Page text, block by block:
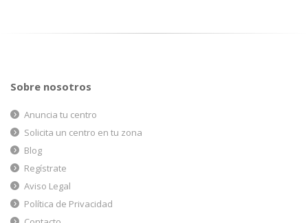
Sobre nosotros
Anuncia tu centro
Solicita un centro en tu zona
Blog
Regístrate
Aviso Legal
Política de Privacidad